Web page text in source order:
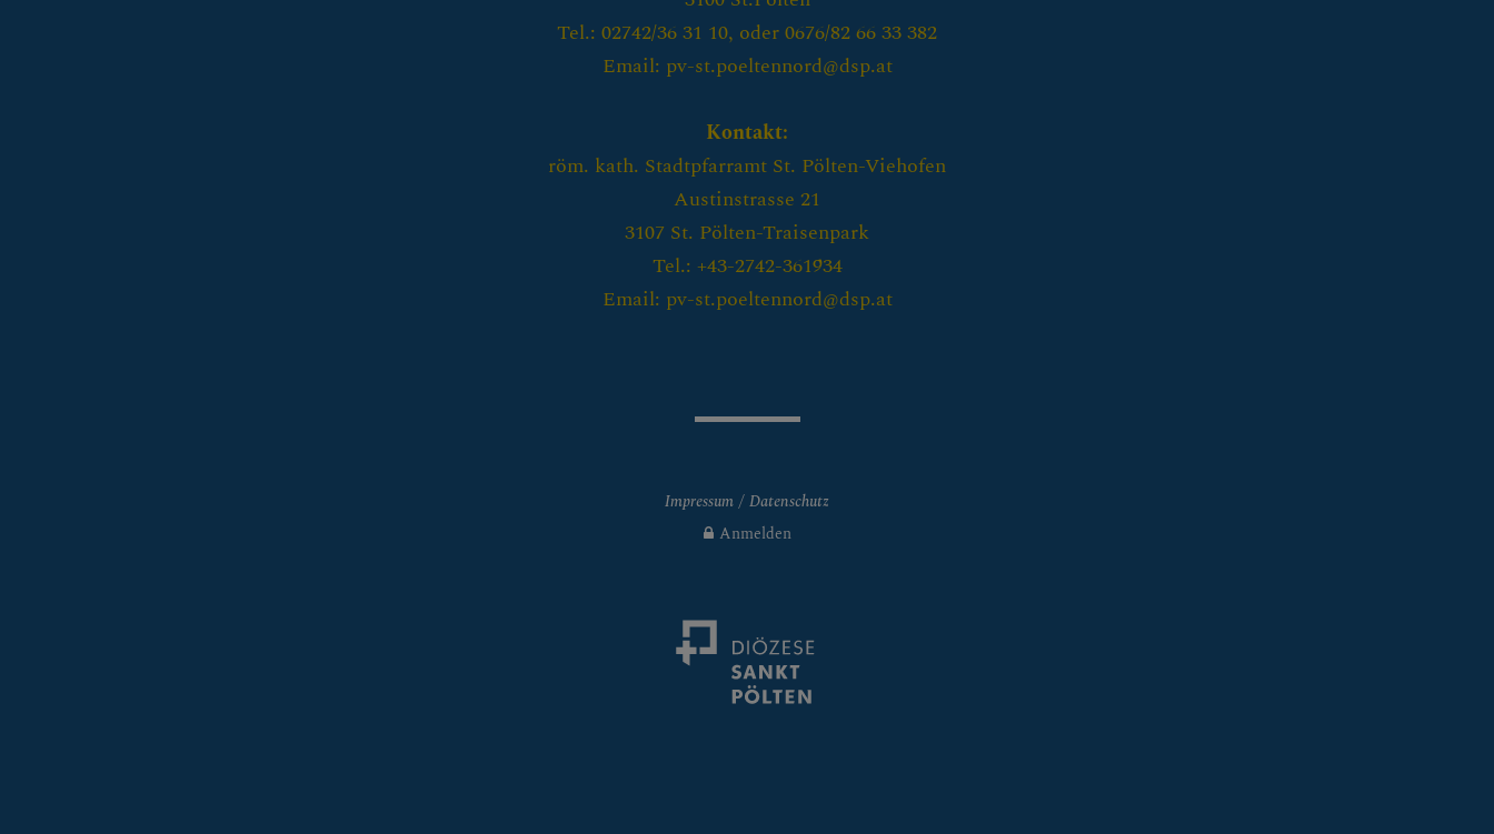
Tel.: 02742/36 31 10, oder 0676/82 66 33 382
Email: pv-st.poeltennord@dsp.at
Kontakt:
röm. kath. Stadtpfarramt St. Pölten-Viehofen
Austinstrasse 21
3107 St. Pölten-Traisenpark
Tel.: +43-2742-361934
Email: pv-st.poeltennord@dsp.at
Impressum
Datenschutz
Anmelden